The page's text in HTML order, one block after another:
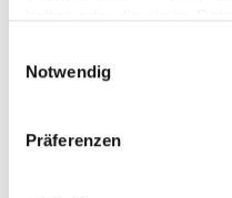
haben oder die sie im
Notwendig
Präferenzen